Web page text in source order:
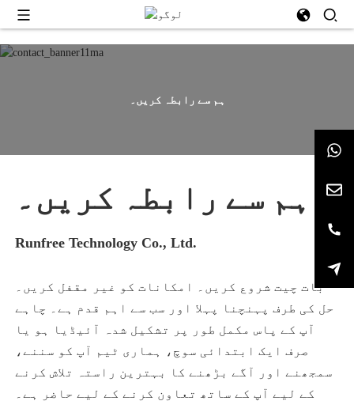
ہم سے رابطہ کریں۔
ہم سے رابطہ کریں۔
Runfree Technology Co., Ltd.
بات چیت شروع کریں۔ امکانات کو غیر مقفل کریں۔
حل کی طرف پہنچنا پہلا اور سب سے اہم قدم ہے۔ چاہے
آپ کے پاس مکمل طور پر تشکیل شدہ آئیڈیا ہو یا
صرف ایک ابتدائی سوچ، ہماری ٹیم آپ کو سننے،
سمجھنے اور آگے بڑھنے کا بہترین راستہ تلاش کرنے
کے لیے آپ کے ساتھ تعاون کرنے کے لیے حاضر ہے۔